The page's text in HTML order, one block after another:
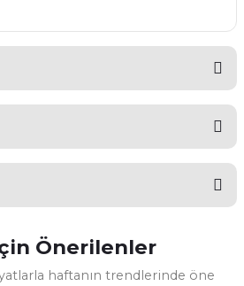
Yorum Yaz
ürün açıklamalarında ve diğer
noktaları öneri formunu
Önerilenler
haftanın trendlerinde öne